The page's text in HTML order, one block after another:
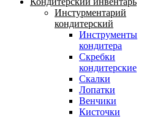
Инстурментарий
кондитерский
Инструменты
кондитера
Скребки
кондитерские
Скалки
Лопатки
Венчики
Кисточки